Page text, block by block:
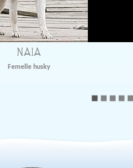
NAÏA
Femelle husky